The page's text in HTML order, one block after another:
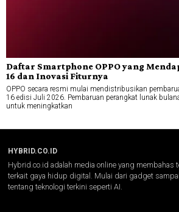
Daftar Smartphone OPPO yang
16 dan Inovasi Fiturnya
OPPO secara resmi mulai mendistribusikan
16 edisi Juli 2026. Pembaruan perangkat lunak
untuk meningkatkan
HYBRID.CO.ID
Hybrid.co.id adalah media online yang membahas
terkait gaya hidup digital. Mulai dari gadget
tentang teknologi terkini seperti AI.